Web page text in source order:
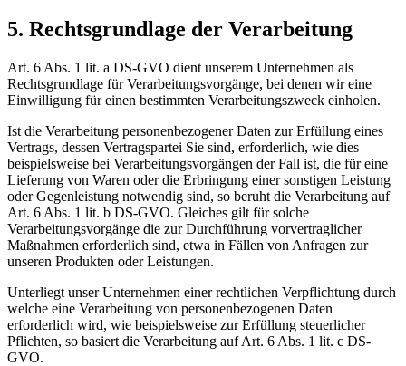
5. Rechtsgrundlage der Verarbeitung
Art. 6 Abs. 1 lit. a DS-GVO dient unserem Unternehmen als
Rechtsgrundlage für Verarbeitungsvorgänge, bei denen wir eine
Einwilligung für einen bestimmten Verarbeitungszweck einholen.
Ist die Verarbeitung personenbezogener Daten zur Erfüllung eines
Vertrags, dessen Vertragspartei Sie sind, erforderlich, wie dies
beispielsweise bei Verarbeitungsvorgängen der Fall ist, die für eine
Lieferung von Waren oder die Erbringung einer sonstigen Leistung
oder Gegenleistung notwendig sind, so beruht die Verarbeitung auf
Art. 6 Abs. 1 lit. b DS-GVO. Gleiches gilt für solche
Verarbeitungsvorgänge die zur Durchführung vorvertraglicher
Maßnahmen erforderlich sind, etwa in Fällen von Anfragen zur
unseren Produkten oder Leistungen.
Unterliegt unser Unternehmen einer rechtlichen Verpflichtung durch
welche eine Verarbeitung von personenbezogenen Daten
erforderlich wird, wie beispielsweise zur Erfüllung steuerlicher
Pflichten, so basiert die Verarbeitung auf Art. 6 Abs. 1 lit. c DS-
GVO.